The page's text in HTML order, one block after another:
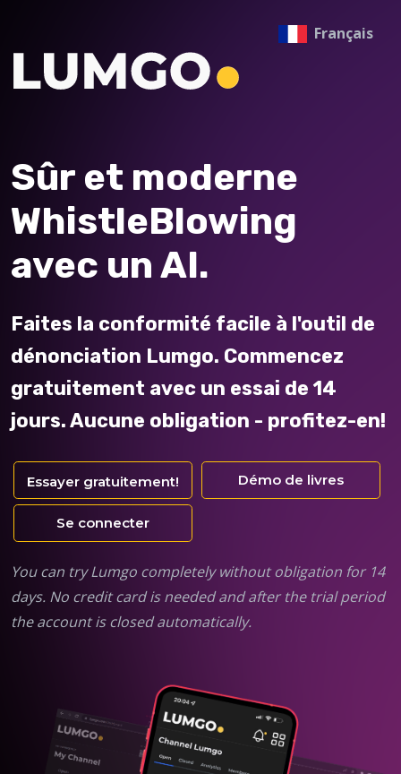
Français
Sûr et moderne
WhistleBlowing
avec un AI.
Faites la conformité facile à l'outil de
dénonciation Lumgo. Commencez
gratuitement avec un essai de 14
jours. Aucune obligation - profitez-en!
Essayer gratuitement! Démo de livres
Se connecter
You can try Lumgo completely without obligation for 14
days. No credit card is needed and after the trial period
the account is closed automatically.